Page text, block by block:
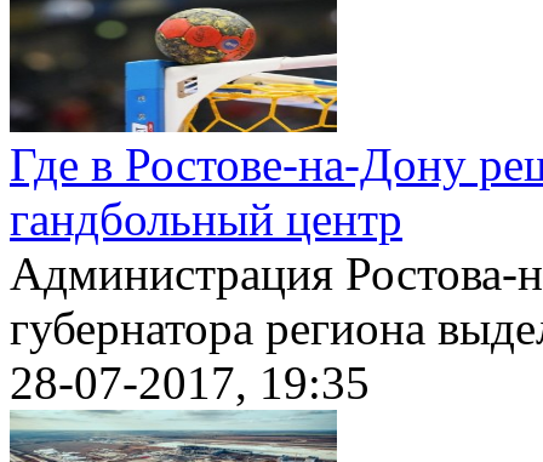
Где в Ростове-на-Дону
гандбольный центр
Администрация
губернатора региона
28-07-2017, 19:35